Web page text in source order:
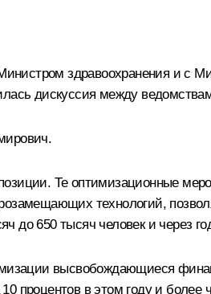
здравоохранения и с
дискуссия между
Те оптимизационные
технологий,
до 650 тысяч человек и через
высвобождающиеся
процентов в этом году и более